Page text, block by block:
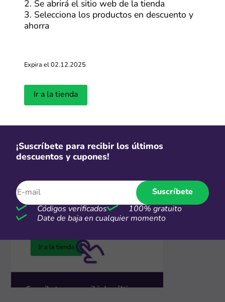
fácil que nunca. ¡Ahorra en grande en cada compra!
2. Se abrirá el sitio web de la tienda
3. Selecciona los productos en descuento y
ahorra
Expira el 02.12.2025
Ir a la tienda
¡Suscríbete para recibir los últimos
descuentos y cupones!
Suscríbete
Códigos verificados
100% gratuito
Date de baja en cualquier momento